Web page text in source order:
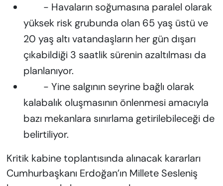
- Havaların soğumasına paralel olarak
yüksek risk grubunda olan 65 yaş üstü ve
20 yaş altı vatandaşların her gün dışarı
çıkabildiği 3 saatlik sürenin azaltılması da
planlanıyor.
- Yine salgının seyrine bağlı olarak
kalabalık oluşmasının önlenmesi amacıyla
bazı mekanlara sınırlama getirilebileceği de
belirtiliyor.
Kritik kabine toplantısında alınacak kararları
Cumhurbaşkanı Erdoğan’ın Millete Sesleniş